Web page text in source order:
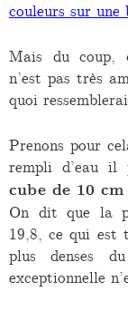
couleurs sur une
Mais du coup,
n’est pas très
quoi
Prenons pour
rempli d’eau
cube de 10
On dit que la
19,8, ce qui est
plus denses
exceptionnelle